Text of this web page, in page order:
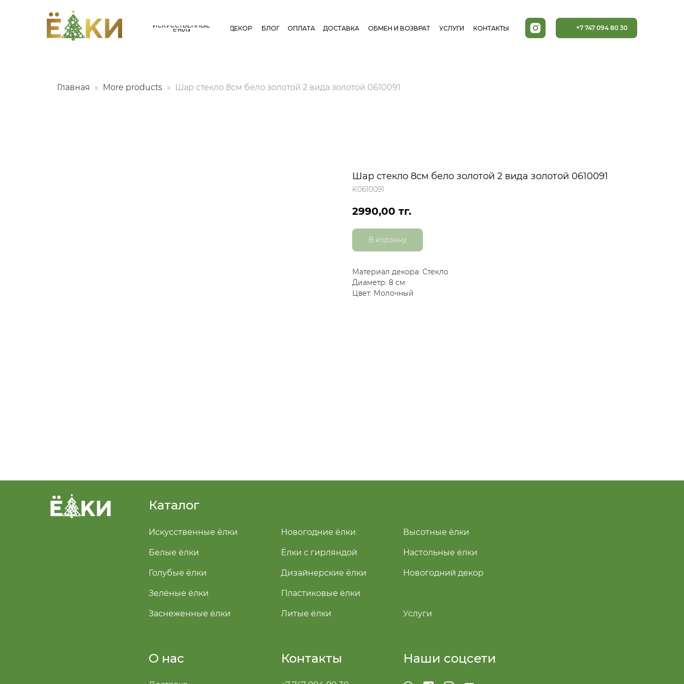
+7 747 094 80 30
КОНТАКТЫ
УСЛУГИ
ОБМЕН И ВОЗВРАТ
ДОСТАВКА
ОПЛАТА
БЛОГ
ДЕКОР
ИСКУССТВЕННЫЕ
ЕЛКИ
Главная More products Шар стекло 8см бело золотой 2 вида золотой 0610091
Шар стекло 8см бело золотой 2 вида золотой 0610091
K0610091
2990,00 тг.
В корзину
Материал декора: Стекло
Диаметр: 8 см
Цвет: Молочный
О нас
Каталог
Контакты Наши соцсети
Искусственные ёлки
Белые ёлки
Голубые ёлки
Зелёные ёлки
Заснеженные ёлки
Новогодние ёлки
Ёлки с гирляндой
Дизайнерские ёлки
Пластиковые ёлки
Литые ёлки
Высотные ёлки
Настольные ёлки
Услуги
Новогодний декор